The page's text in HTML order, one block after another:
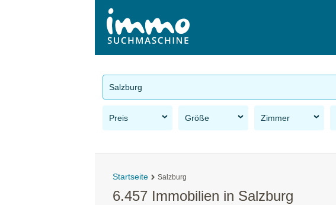
Salzburg
Preis Größe Zimmer
Startseite Salzburg
6.457 Immobilien in Salzburg